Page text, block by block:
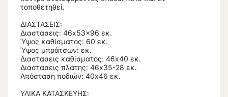
τοποθετηθεί.
ΔΙΑΣΤΑΣΕΙΣ:
Διαστάσεις: 46x53x96 εκ.
Ύψος καθίσματος: 60 εκ.
Ύψος μπράτσων: εκ.
Διαστάσεις καθίσματος: 46x40 εκ.
Διαστάσεις πλάτης: 46x35-28 εκ.
Απόσταση ποδιών: 40x46 εκ.
ΥΛΙΚΑ ΚΑΤΑΣΚΕΥΗΣ: